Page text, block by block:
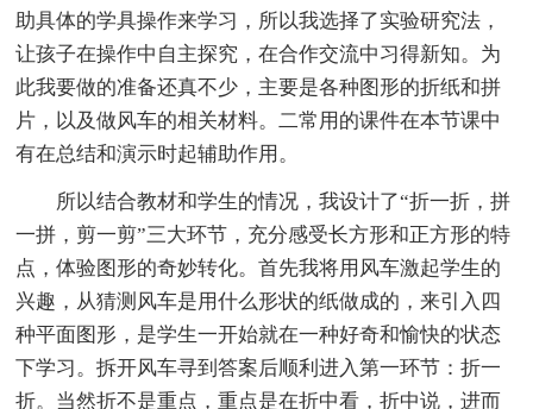
助具体的学具操作来学习，所以我选择了实验研究法，
让孩子在操作中自主探究，在合作交流中习得新知。为
此我要做的准备还真不少，主要是各种图形的折纸和拼
片，以及做风车的相关材料。二常用的课件在本节课中
有在总结和演示时起辅助作用。
所以结合教材和学生的情况，我设计了“折一折，拼
一拼，剪一剪”三大环节，充分感受长方形和正方形的特
点，体验图形的奇妙转化。首先我将用风车激起学生的
兴趣，从猜测风车是用什么形状的纸做成的，来引入四
种平面图形，是学生一开始就在一种好奇和愉快的状态
下学习。拆开风车寻到答案后顺利进入第一环节：折一
折。当然折不是重点，重点是在折中看，折中说，进而